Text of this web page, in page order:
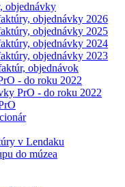
objednávky
objednávky 2026
objednávky 2025
objednávky 2024
objednávky 2023
objednávok
- do roku 2022
PrO - do roku 2022
v Lendaku
do múzea